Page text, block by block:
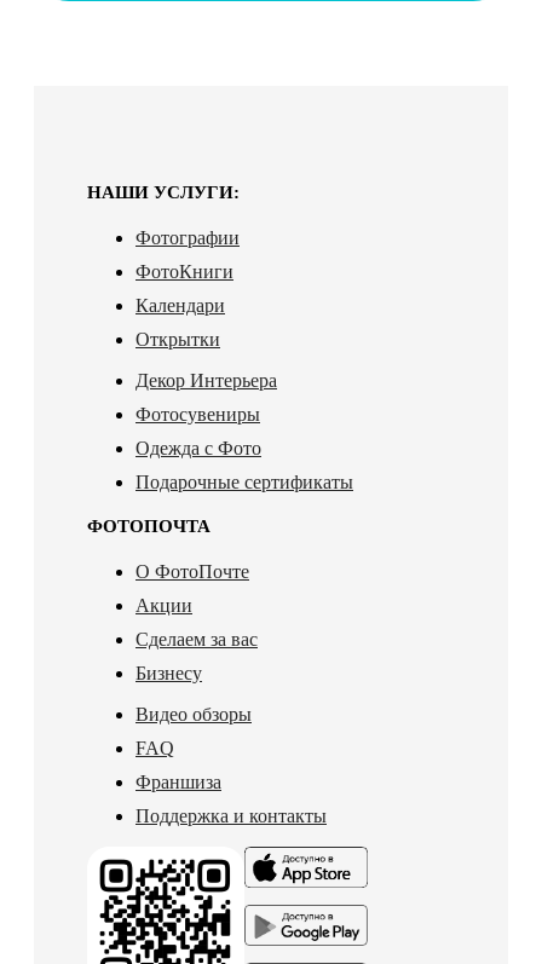
НАШИ УСЛУГИ:
Фотографии
ФотоКниги
Календари
Открытки
Декор Интерьера
Фотосувениры
Одежда с Фото
Подарочные сертификаты
ФОТОПОЧТА
О ФотоПочте
Акции
Сделаем за вас
Бизнесу
Видео обзоры
FAQ
Франшиза
Поддержка и контакты